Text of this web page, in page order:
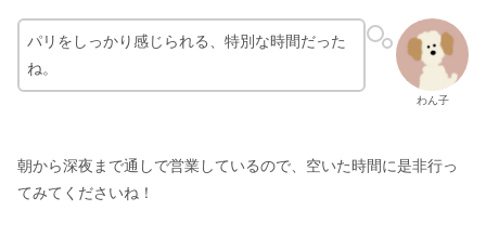
わん子
パリをしっかり感じられる、特別な時間だった
ね。
朝から深夜まで通しで営業しているので、空いた時間に是非行っ
てみてくださいね！